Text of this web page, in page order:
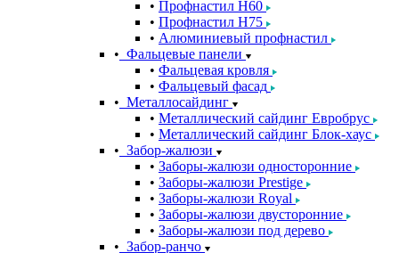
Профнастил Н60
Профнастил Н75
Алюминиевый профнастил
Фальцевые панели
Фальцевая кровля
Фальцевый фасад
Металлосайдинг
Металлический сайдинг Евробрус
Металлический сайдинг Блок-хаус
Забор-жалюзи
Заборы-жалюзи односторонние
Заборы-жалюзи Prestige
Заборы-жалюзи Royal
Заборы-жалюзи двусторонние
Заборы-жалюзи под дерево
Забор-ранчо